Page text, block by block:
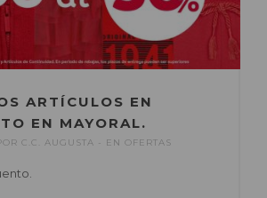
ARTÍCULOS EN
EN MAYORAL.
C.C. AUGUSTA EN OFERTAS